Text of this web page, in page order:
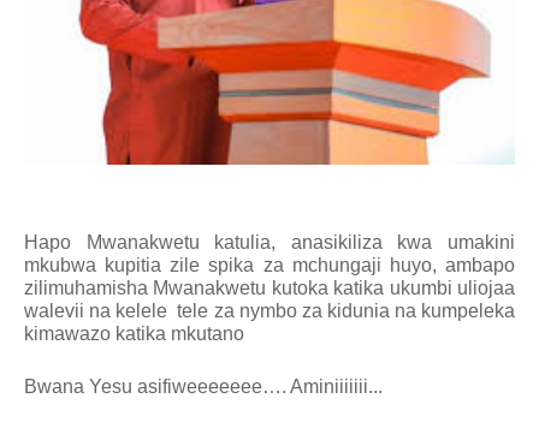
Hapo Mwanakwetu katulia, anasikiliza kwa umakini
mkubwa kupitia zile spika za mchungaji huyo, ambapo
zilimuhamisha Mwanakwetu kutoka katika ukumbi uliojaa
walevii na kelele tele za nymbo za kidunia na kumpeleka
kimawazo katika mkutano
Bwana Yesu asifiweeeeeee…. Aminiiiiiii...